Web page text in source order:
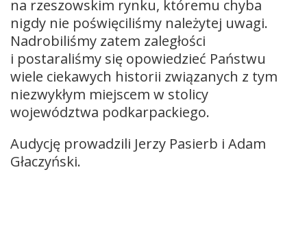
na rzeszowskim rynku, któremu chyba
nigdy nie poświęciliśmy należytej uwagi.
Nadrobiliśmy zatem zaległości
i postaraliśmy się opowiedzieć Państwu
wiele ciekawych historii związanych z tym
niezwykłym miejscem w stolicy
województwa podkarpackiego.
Audycję prowadzili Jerzy Pasierb i Adam
Głaczyński.